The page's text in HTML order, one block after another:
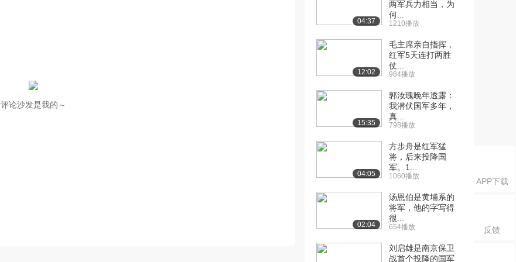
APP下载
反馈
评论沙发是我的～
04:37
两军兵力相当，为
何...
1210播放
12:02
毛主席亲自指挥，
红军5天连打两胜
仗...
984播放
15:35
郭汝瑰晚年透露：
我潜伏国军多年，
真...
798播放
04:05
方步舟是红军猛
将，后来投降国
军。1...
1060播放
02:04
汤恩伯是黄埔系的
将军，他的字写得
很...
654播放
刘启雄是南京保卫
战首个投降的国军